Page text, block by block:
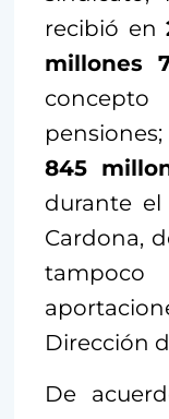
recibió en
millones
845
durante
Cardona,
Dirección
De